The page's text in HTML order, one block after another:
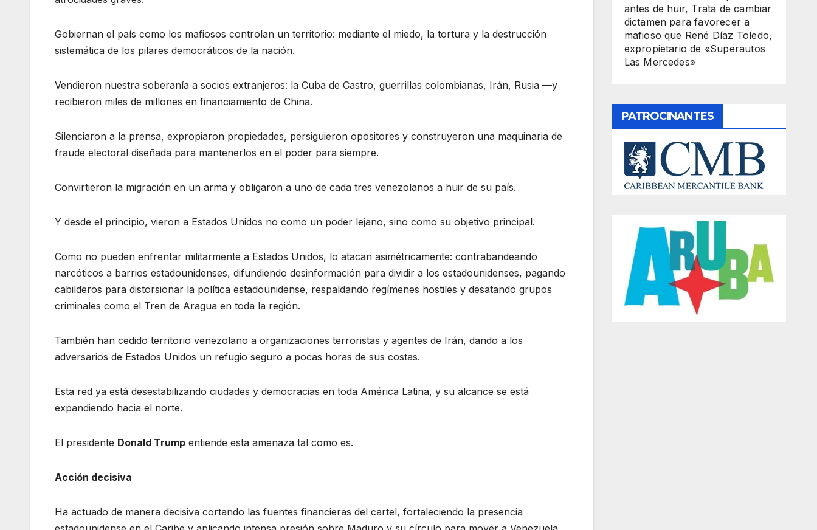
Gobiernan el país como los mafiosos controlan un territorio: mediante el miedo, la tortura y la destrucción
sistemática de los pilares democráticos de la nación.
Vendieron nuestra soberanía a socios extranjeros: la Cuba de Castro, guerrillas colombianas, Irán, Rusia —y
recibieron miles de millones en financiamiento de China.
Silenciaron a la prensa, expropiaron propiedades, persiguieron opositores y construyeron una maquinaria de
fraude electoral diseñada para mantenerlos en el poder para siempre.
Convirtieron la migración en un arma y obligaron a uno de cada tres venezolanos a huir de su país.
Y desde el principio, vieron a Estados Unidos no como un poder lejano, sino como su objetivo principal.
Como no pueden enfrentar militarmente a Estados Unidos, lo atacan asimétricamente: contrabandeando
narcóticos a barrios estadounidenses, difundiendo desinformación para dividir a los estadounidenses, pagando
cabilderos para distorsionar la política estadounidense, respaldando regímenes hostiles y desatando grupos
criminales como el Tren de Aragua en toda la región.
También han cedido territorio venezolano a organizaciones terroristas y agentes de Irán, dando a los
adversarios de Estados Unidos un refugio seguro a pocas horas de sus costas.
Esta red ya está desestabilizando ciudades y democracias en toda América Latina, y su alcance se está
expandiendo hacia el norte.
El presidente Donald Trump entiende esta amenaza tal como es.
Acción decisiva
Ha actuado de manera decisiva cortando las fuentes financieras del cartel, fortaleciendo la presencia
antes de huir, Trata de cambiar
dictamen para favorecer a
mafioso que René Díaz Toledo,
expropietario de «Superautos
Las Mercedes»
PATROCINANTES